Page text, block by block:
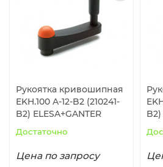
Ролики и колёса
Магниты удерживающие
Компоненты линейного
Рукоятка кривошипная
EKH.100 A-12-B2 (210241-
B2) ELESA+GANTER
Достаточно
Цена по запросу
B2)